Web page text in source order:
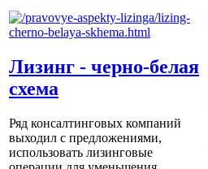
Лизинг - черно-белая
схема
Ряд консалтинговых компаний
выходил с предложениями,
использовать лизинговые